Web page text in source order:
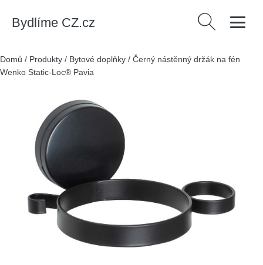
Bydlíme CZ.cz Vyhledávání
Domů / Produkty / Bytové doplňky / Černý nástěnný držák na fén
Wenko Static-Loc® Pavia